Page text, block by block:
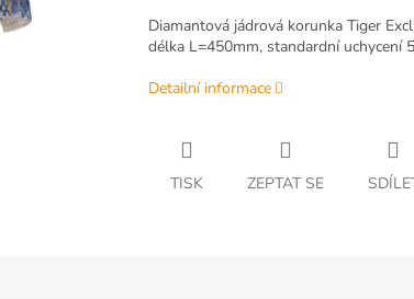
Diamantová jádrová korunka Tiger
délka L=450mm, standardní uchycení
Detailní informace
TISK ZEPTAT SE